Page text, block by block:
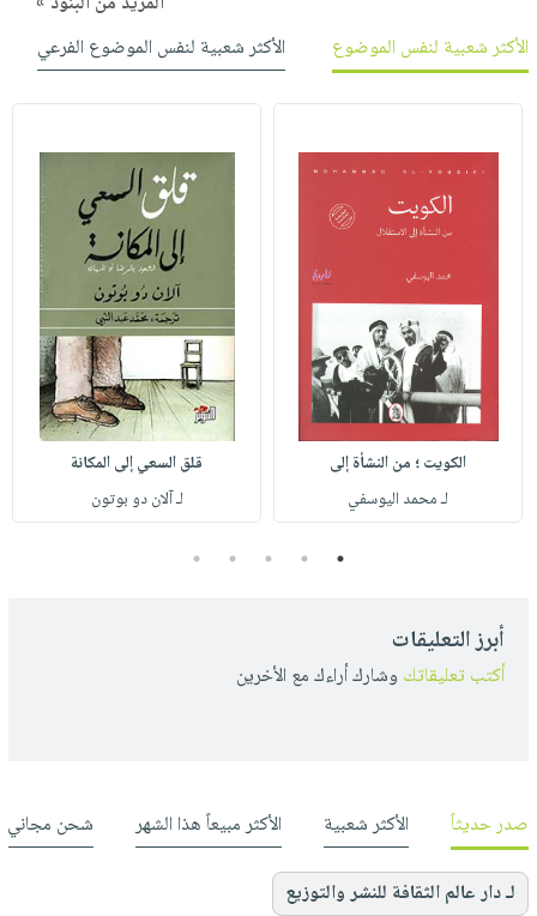
الأكثر شعبية لنفس الموضوع
الأكثر شعبية لنفس الموضوع الفرعي
الكويت ؛ من النشأة إلى
لـ محمد اليوسفي
قلق السعي إلى المكانة
لـ آلان دو بوتون
1
2
3
4
5
أبرز التعليقات
أكتب تعليقاتك وشارك أراءك مع الأخرين
صدر حديثاً الأكثر شعبية الأكثر مبيعاً هذا الشهر شحن مجاني
لـ دار عالم الثقافة للنشر والتوزيع